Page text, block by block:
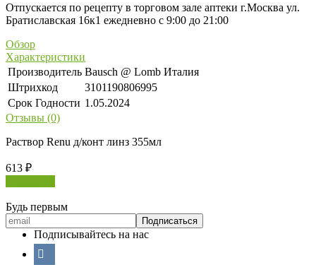
Отпускается по рецепту в торговом зале аптеки г.Москва ул.
Братиславская 16к1 ежедневно с 9:00 до 21:00
Обзор
Характеристики
Производитель Bausch @ Lomb Италия
Штрихкод
3101190806995
Срок Годности 1.05.2024
Отзывы (0)
Раствор Renu д/конт линз 355мл
613 ₽
Будь первым
Подписывайтесь на нас